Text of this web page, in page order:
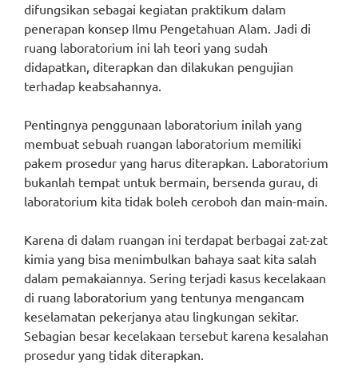
difungsikan sebagai kegiatan praktikum dalam
penerapan konsep Ilmu Pengetahuan Alam. Jadi di
ruang laboratorium ini lah teori yang sudah
didapatkan, diterapkan dan dilakukan pengujian
terhadap keabsahannya.
Pentingnya penggunaan laboratorium inilah yang
membuat sebuah ruangan laboratorium memiliki
pakem prosedur yang harus diterapkan. Laboratorium
bukanlah tempat untuk bermain, bersenda gurau, di
laboratorium kita tidak boleh ceroboh dan main-main.
Karena di dalam ruangan ini terdapat berbagai zat-zat
kimia yang bisa menimbulkan bahaya saat kita salah
dalam pemakaiannya. Sering terjadi kasus kecelakaan
di ruang laboratorium yang tentunya mengancam
keselamatan pekerjanya atau lingkungan sekitar.
Sebagian besar kecelakaan tersebut karena kesalahan
prosedur yang tidak diterapkan.